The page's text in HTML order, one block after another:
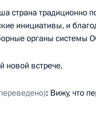
слово Владимира
страна традиционно
инициативы, и
органы системы
новой встрече.
: Вижу, что